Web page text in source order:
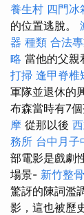
養生村 四門冰
的位置逃脫。
器 種類 合法
略 當他的父親
打掃 逢甲脊椎
軍隊並退休的
布森當時有7
摩 從那以後
務所 台中月子
部電影是戲劇
場景- 新竹整
驚訝的陳詞濫
影，這也被歷